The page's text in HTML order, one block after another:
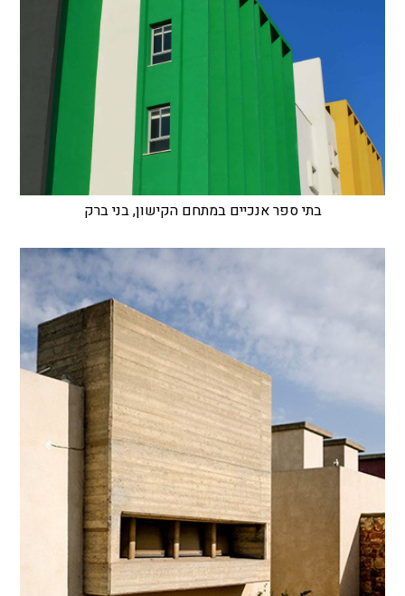
בתי ספר אנכיים במתחם הקישון, בני ברק